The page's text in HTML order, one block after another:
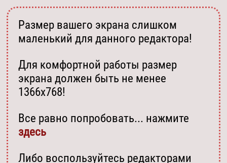
Размер вашего экрана слишком
маленький для данного редактора!
Для комфортной работы размер
экрана должен быть не менее
1366х768!
Все равно попробовать... нажмите
здесь
Либо воспользуйтесь редакторами